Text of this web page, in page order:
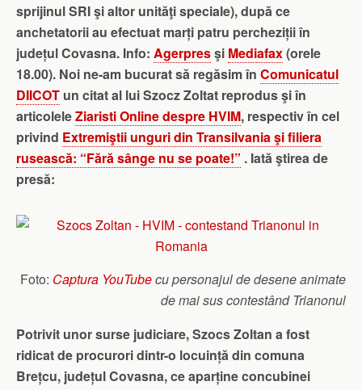
sprijinul SRI şi altor unităţi speciale), după ce
anchetatorii au efectuat marți patru percheziții în
județul Covasna. Info: Agerpresşi Mediafax(orele
18.00). Noi ne-am bucurat să regăsim în Comunicatul
DIICOT un citat al lui Szocz Zoltat reprodus şi în
articoleleZiaristi Online despre HVIM, respectiv în cel
privind Extremiştii unguri din Transilvania şi filiera
rusească: “Fără sânge nu se poate!” . Iată ştirea de
presă:
Foto: Captura YouTubecu personajul de desene animate
de mai sus contestând Trianonul
Potrivit unor surse judiciare, Szocs Zoltan a fost
ridicat de procurori dintr-o locuință din comuna
Brețcu, județul Covasna, ce aparține concubinei